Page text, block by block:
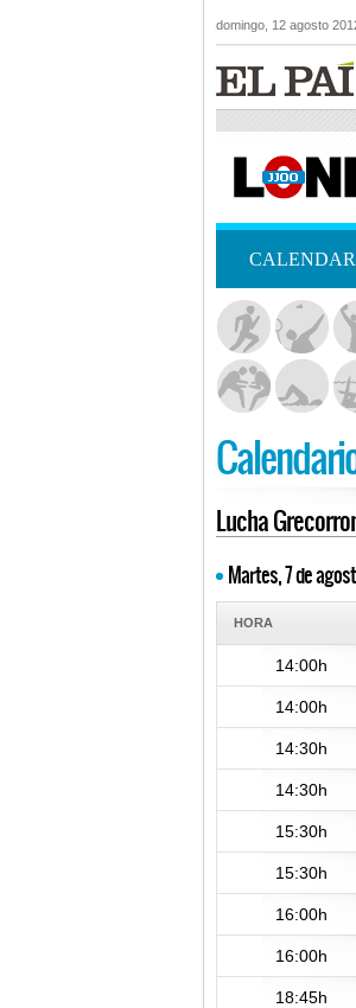
domingo, 12 agosto
Lucha
Martes, 7 de
HORA
14:00h
14:00h
14:30h
14:30h
15:30h
15:30h
16:00h
16:00h
18:45h